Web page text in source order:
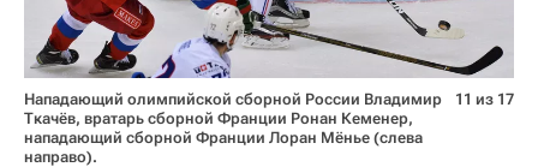
Нападающий олимпийской сборной России Владимир
Ткачёв, вратарь сборной Франции Ронан Кеменер,
нападающий сборной Франции Лоран Мёнье (слева
направо).
11 из 17